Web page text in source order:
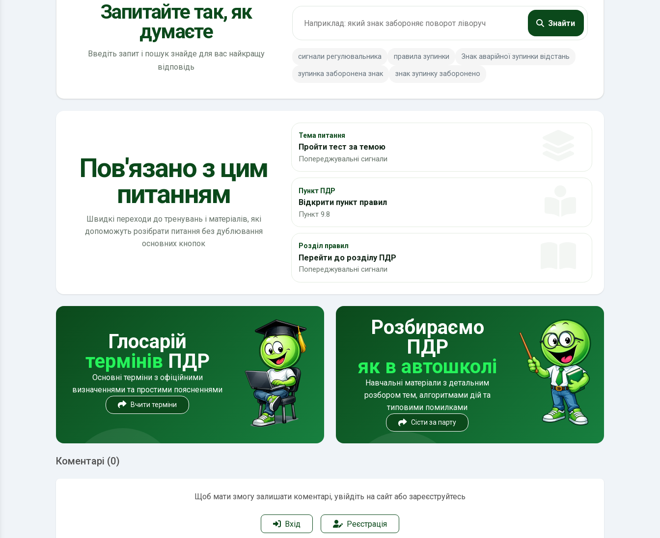
Запитайте так, як
думаєте
Введіть запит і пошук знайде для вас найкращу
відповідь
Знайти
сигнали регулювальника правила зупинки Знак аварійної зупинки відстань
зупинка заборонена знак знак зупинку заборонено
Пов'язано з цим
питанням
Швидкі переходи до тренувань і матеріалів, які
допоможуть розібрати питання без дублювання
основних кнопок
Тема питання
Пройти тест за темою
Попереджувальні сигнали
Пункт ПДР
Відкрити пункт правил
Пункт 9.8
Розділ правил
Перейти до розділу ПДР
Попереджувальні сигнали
Глосарій
термінів ПДР
Основні терміни з офіційними
визначеннями та простими поясненнями
Вчити терміни
Розбираємо
ПДР
як в автошколі
Навчальні матеріали з детальним
розбором тем, алгоритмами дій та
типовими помилками
Сісти за парту
Коментарі (0)
Щоб мати змогу залишати коментарі, увійдіть на сайт або зареєструйтесь
Вхід Реєстрація